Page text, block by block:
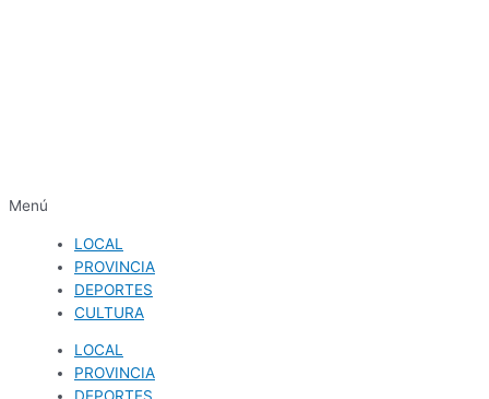
Menú
LOCAL
PROVINCIA
DEPORTES
CULTURA
LOCAL
PROVINCIA